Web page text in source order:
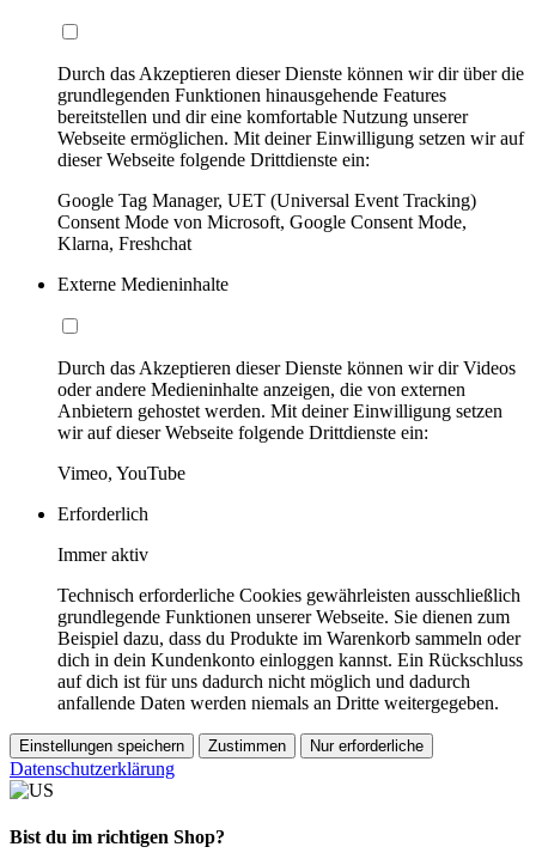
Durch das Akzeptieren dieser Dienste können wir dir über die
grundlegenden Funktionen hinausgehende Features
bereitstellen und dir eine komfortable Nutzung unserer
Webseite ermöglichen. Mit deiner Einwilligung setzen wir auf
dieser Webseite folgende Drittdienste ein:
Google Tag Manager, UET (Universal Event Tracking)
Consent Mode von Microsoft, Google Consent Mode,
Klarna, Freshchat
Externe Medieninhalte
Durch das Akzeptieren dieser Dienste können wir dir Videos
oder andere Medieninhalte anzeigen, die von externen
Anbietern gehostet werden. Mit deiner Einwilligung setzen
wir auf dieser Webseite folgende Drittdienste ein:
Vimeo, YouTube
Erforderlich
Immer aktiv
Technisch erforderliche Cookies gewährleisten ausschließlich
grundlegende Funktionen unserer Webseite. Sie dienen zum
Beispiel dazu, dass du Produkte im Warenkorb sammeln oder
dich in dein Kundenkonto einloggen kannst. Ein Rückschluss
auf dich ist für uns dadurch nicht möglich und dadurch
anfallende Daten werden niemals an Dritte weitergegeben.
Einstellungen speichern Zustimmen Nur erforderliche
Datenschutzerklärung
Bist du im richtigen Shop?